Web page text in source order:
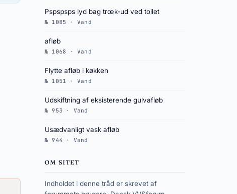
Pspspsps lyd bag trœk-ud ved toilet
№ 1085 · Vand
afløb
№ 1068 · Vand
Flytte afløb i køkken
№ 1051 · Vand
Udskiftning af eksisterende gulvafløb
№ 953 · Vand
Usædvanligt vask afløb
№ 944 · Vand
OM SITET
Indholdet i denne tråd er skrevet af